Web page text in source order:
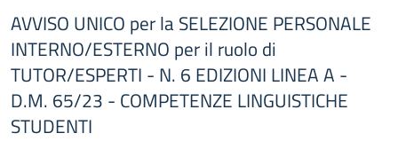
AVVISO UNICO per la SELEZIONE PERSONALE
INTERNO/ESTERNO per il ruolo di
TUTOR/ESPERTI - N. 6 EDIZIONI LINEA A -
D.M. 65/23 - COMPETENZE LINGUISTICHE
STUDENTI